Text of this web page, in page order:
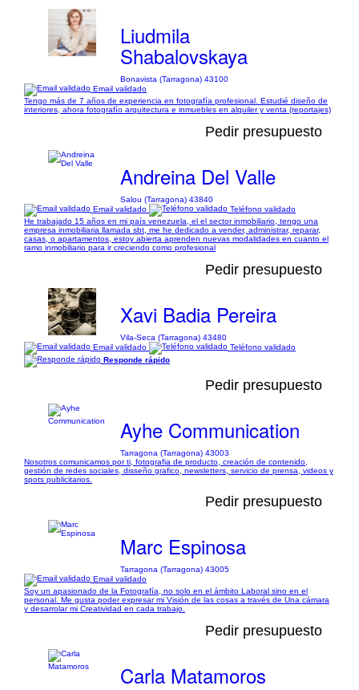
Liudmila
Shabalovskaya
Bonavista (Tarragona) 43100
Email validado
Tengo más de 7 años de experiencia en fotografía profesional. Estudié diseño de
interiores, ahora fotografío arquitectura e inmuebles en alquiler y venta (reportajes)
Pedir presupuesto
Andreina Del Valle
Salou (Tarragona) 43840
Email validado
Teléfono validado
He trabajado 15 años en mi país venezuela, el el sector inmobiliario, tengo una
empresa inmobiliaria llamada sbt, me he dedicado a vender, administrar, reparar,
casas, o apartamentos, estoy abierta aprenden nuevas modalidades en cuanto el
ramo inmobiliario para ir creciendo como profesional
Pedir presupuesto
Xavi Badia Pereira
Vila-Seca (Tarragona) 43480
Email validado
Teléfono validado
Responde rápido
Pedir presupuesto
Ayhe Communication
Tarragona (Tarragona) 43003
Nosotros comunicamos por ti, fotografia de producto, creación de contenido,
gestión de redes sociales, disseño grafico, newsletters, servicio de prensa, videos y
spots publicitarios.
Pedir presupuesto
Marc Espinosa
Tarragona (Tarragona) 43005
Email validado
Soy un apasionado de la Fotografía, no solo en el ámbito Laboral sino en el
personal. Me gusta poder expresar mi Visión de las cosas a través de Una cámara
y desarrolar mi Creatividad en cada trabajo.
Pedir presupuesto
Carla Matamoros